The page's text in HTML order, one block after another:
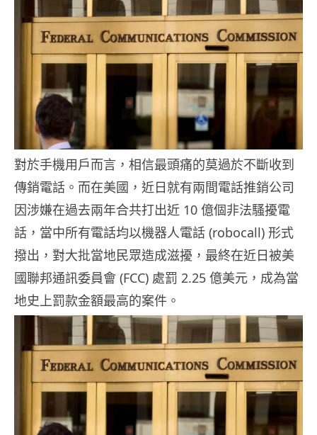
對於手機用戶而言，相信最頭痛的莫過於不斷收到
傳銷電話。而在美國，近日就有兩間電話推銷公司
因涉嫌在過去兩年合共打出近 10 億個非法騷擾電
話，當中所有電話均以機器人電話 (robocall) 形式
撥出，對大批當地民眾造成滋擾，最終在近日被美
國聯邦通訊委員會 (FCC) 處罰 2.25 億美元，成為當
地史上罰款金額最高的案件。